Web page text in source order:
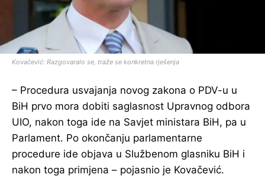
Kovačević: Razgovaralo se, traže se konkretna rješenja
– Procedura usvajanja novog zakona o PDV-u u
BiH prvo mora dobiti saglasnost Upravnog odbora
UIO, nakon toga ide na Savjet ministara BiH, pa u
Parlament. Po okončanju parlamentarne
procedure ide objava u Službenom glasniku BiH i
nakon toga primjena – pojasnio je Kovačević.